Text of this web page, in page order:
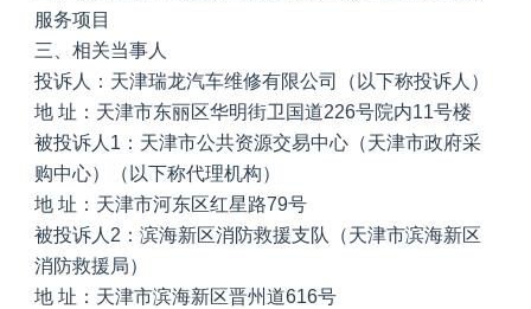
服务项目
三、相关当事人
投诉人：天津瑞龙汽车维修有限公司（以下称投诉人）
地 址：天津市东丽区华明街卫国道226号院内11号楼
被投诉人1：天津市公共资源交易中心（天津市政府采
购中心）（以下称代理机构）
地 址：天津市河东区红星路79号
被投诉人2：滨海新区消防救援支队（天津市滨海新区
消防救援局）
地 址：天津市滨海新区晋州道616号